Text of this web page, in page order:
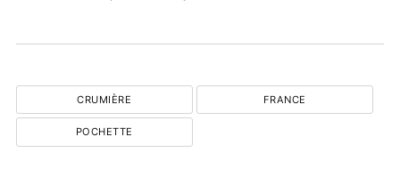
CRUMIÈRE FRANCE
POCHETTE